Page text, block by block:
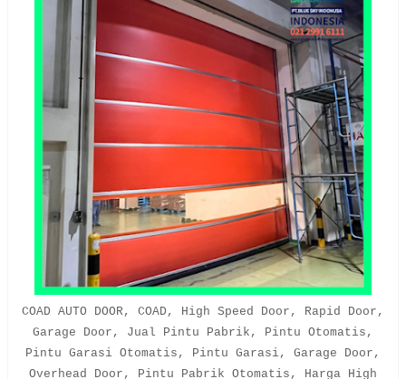
COAD AUTO DOOR, COAD, High Speed Door, Rapid Door,
Garage Door, Jual Pintu Pabrik, Pintu Otomatis,
Pintu Garasi Otomatis, Pintu Garasi, Garage Door,
Overhead Door, Pintu Pabrik Otomatis, Harga High